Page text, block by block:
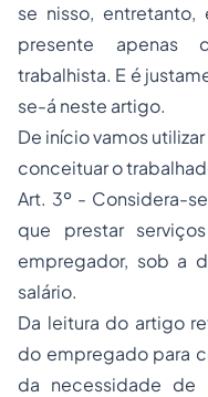
se nisso, entretanto,
presente apenas
trabalhista. E é
se-á neste artigo.
De início vamos
conceituar o
Art. 3º - Considera-
que prestar
empregador, sob a
salário.
Da leitura do artigo
do empregado para
da necessidade de